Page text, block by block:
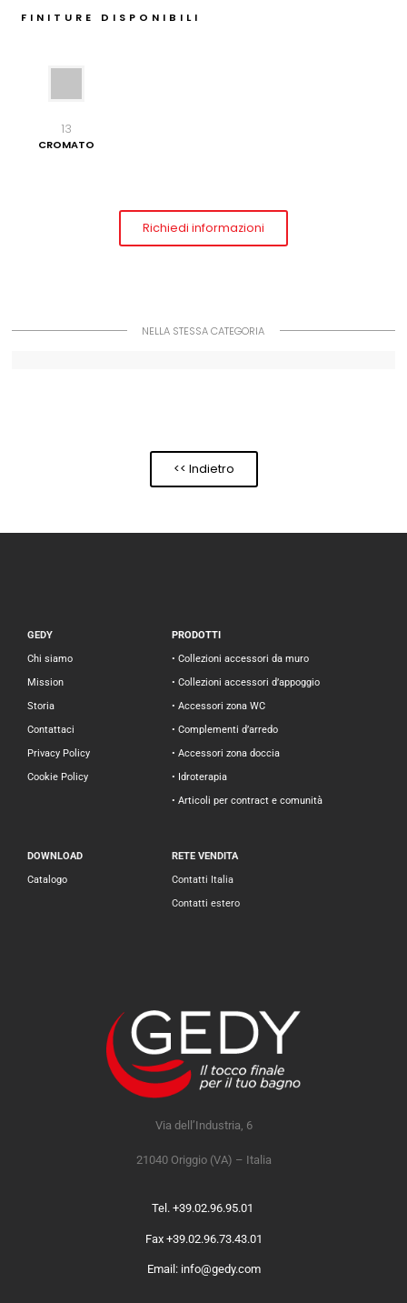
FINITURE DISPONIBILI
13
CROMATO
Richiedi informazioni
NELLA STESSA CATEGORIA
<< Indietro
GEDY
Chi siamo
Mission
Storia
Contattaci
Privacy Policy
Cookie Policy
PRODOTTI
• Collezioni accessori da muro
• Collezioni accessori d’appoggio
• Accessori zona WC
• Complementi d’arredo
• Accessori zona doccia
• Idroterapia
• Articoli per contract e comunità
DOWNLOAD
Catalogo
RETE VENDITA
Contatti Italia
Contatti estero
Via dell’Industria, 6
21040 Origgio (VA) – Italia
Tel. +39.02.96.95.01
Fax +39.02.96.73.43.01
Email: info@gedy.com